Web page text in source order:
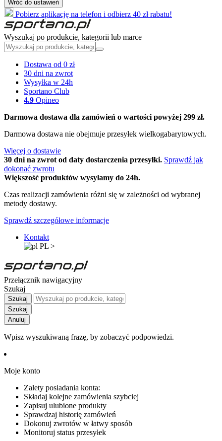
Wróć do ustawień
Pobierz aplikację na telefon i odbierz 40 zł rabatu!
Wyszukaj po produkcie, kategorii lub marce
Dostawa od 0 zł
30 dni na zwrot
Wysyłka w 24h
Sportano Club
4.9 Opineo
Darmowa dostawa dla zamówień o wartości powyżej 299 zł.
Darmowa dostawa nie obejmuje przesyłek wielkogabarytowych.
Więcej o dostawie
30 dni na zwrot od daty dostarczenia przesyłki. Sprawdź jak
dokonać zwrotu
Większość produktów wysyłamy do 24h.
Czas realizacji zamówienia różni się w zależności od wybranej
metody dostawy.
Sprawdź szczegółowe informacje
Kontakt
PL >
Przełącznik nawigacyjny
Szukaj
Szukaj
Szukaj
Anuluj
Wpisz wyszukiwaną frazę, by zobaczyć podpowiedzi.
Moje konto
Zalety posiadania konta:
Składaj kolejne zamówienia szybciej
Zapisuj ulubione produkty
Sprawdzaj historię zamówień
Dokonuj zwrotów w łatwy sposób
Monitoruj status przesyłek